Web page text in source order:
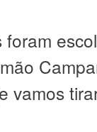
vamos